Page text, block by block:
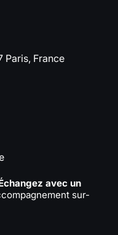
Paris, France
avec un
sur-